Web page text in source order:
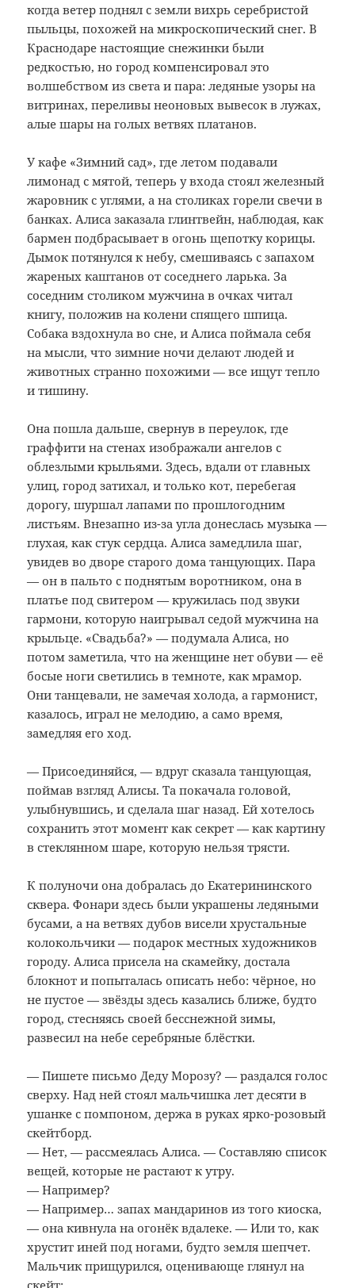
когда ветер поднял с земли вихрь серебристой
пыльцы, похожей на микроскопический снег. В
Краснодаре настоящие снежинки были
редкостью, но город компенсировал это
волшебством из света и пара: ледяные узоры на
витринах, переливы неоновых вывесок в лужах,
алые шары на голых ветвях платанов.
У кафе «Зимний сад», где летом подавали
лимонад с мятой, теперь у входа стоял железный
жаровник с углями, а на столиках горели свечи в
банках. Алиса заказала глинтвейн, наблюдая, как
бармен подбрасывает в огонь щепотку корицы.
Дымок потянулся к небу, смешиваясь с запахом
жареных каштанов от соседнего ларька. За
соседним столиком мужчина в очках читал
книгу, положив на колени спящего шпица.
Собака вздохнула во сне, и Алиса поймала себя
на мысли, что зимние ночи делают людей и
животных странно похожими — все ищут тепло
и тишину.
Она пошла дальше, свернув в переулок, где
граффити на стенах изображали ангелов с
облезлыми крыльями. Здесь, вдали от главных
улиц, город затихал, и только кот, перебегая
дорогу, шуршал лапами по прошлогодним
листьям. Внезапно из-за угла донеслась музыка —
глухая, как стук сердца. Алиса замедлила шаг,
увидев во дворе старого дома танцующих. Пара
— он в пальто с поднятым воротником, она в
платье под свитером — кружилась под звуки
гармони, которую наигрывал седой мужчина на
крыльце. «Свадьба?» — подумала Алиса, но
потом заметила, что на женщине нет обуви — её
босые ноги светились в темноте, как мрамор.
Они танцевали, не замечая холода, а гармонист,
казалось, играл не мелодию, а само время,
замедляя его ход.
— Присоединяйся, — вдруг сказала танцующая,
поймав взгляд Алисы. Та покачала головой,
улыбнувшись, и сделала шаг назад. Ей хотелось
сохранить этот момент как секрет — как картину
в стеклянном шаре, которую нельзя трясти.
К полуночи она добралась до Екатерининского
сквера. Фонари здесь были украшены ледяными
бусами, а на ветвях дубов висели хрустальные
колокольчики — подарок местных художников
городу. Алиса присела на скамейку, достала
блокнот и попыталась описать небо: чёрное, но
не пустое — звёзды здесь казались ближе, будто
город, стесняясь своей бесснежной зимы,
развесил на небе серебряные блёстки.
— Пишете письмо Деду Морозу? — раздался голос
сверху. Над ней стоял мальчишка лет десяти в
ушанке с помпоном, держа в руках ярко-розовый
скейтборд.
— Нет, — рассмеялась Алиса. — Составляю список
вещей, которые не растают к утру.
— Например?
— Например… запах мандаринов из того киоска,
— она кивнула на огонёк вдалеке. — Или то, как
хрустит иней под ногами, будто земля шепчет.
Мальчик прищурился, оценивающе глянул на